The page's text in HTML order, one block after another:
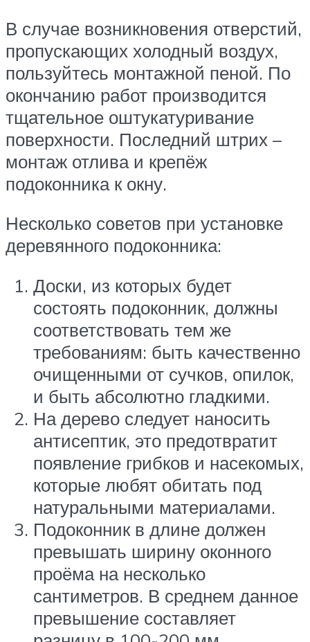
В случае возникновения отверстий,
пропускающих холодный воздух,
пользуйтесь монтажной пеной. По
окончанию работ производится
тщательное оштукатуривание
поверхности. Последний штрих –
монтаж отлива и крепёж
подоконника к окну.
Несколько советов при установке
деревянного подоконника:
Доски, из которых будет
состоять подоконник, должны
соответствовать тем же
требованиям: быть качественно
очищенными от сучков, опилок,
и быть абсолютно гладкими.
На дерево следует наносить
антисептик, это предотвратит
появление грибков и насекомых,
которые любят обитать под
натуральными материалами.
Подоконник в длине должен
превышать ширину оконного
проёма на несколько
сантиметров. В среднем данное
превышение составляет